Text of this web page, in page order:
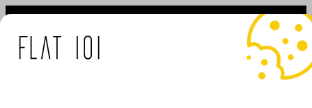
Saltar
contenido